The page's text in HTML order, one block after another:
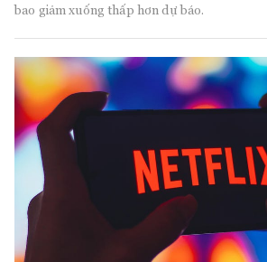
bao giảm xuống thấp hơn dự báo.